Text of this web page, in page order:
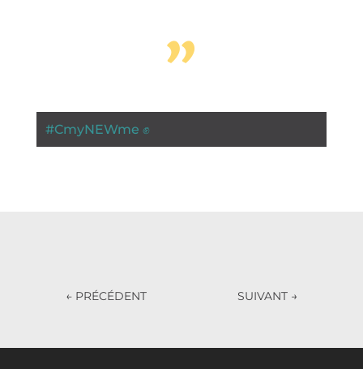
”
#CmyNEWme ✊
← PRÉCÉDENT SUIVANT →